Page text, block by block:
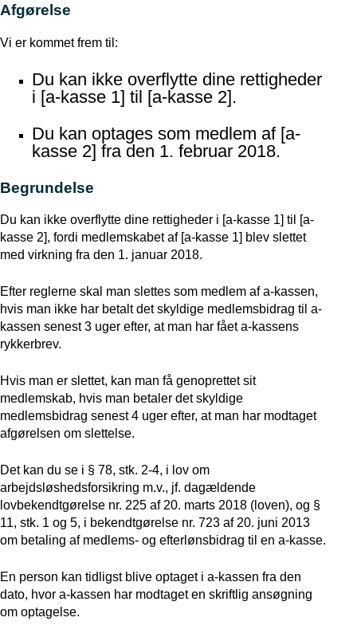
Afgørelse
Vi er kommet frem til:
Du kan ikke overflytte dine rettigheder
i [a-kasse 1] til [a-kasse 2].
Du kan optages som medlem af [a-
kasse 2] fra den 1. februar 2018.
Begrundelse
Du kan ikke overflytte dine rettigheder i [a-kasse 1] til [a-
kasse 2], fordi medlemskabet af [a-kasse 1] blev slettet
med virkning fra den 1. januar 2018.
Efter reglerne skal man slettes som medlem af a-kassen,
hvis man ikke har betalt det skyldige medlemsbidrag til a-
kassen senest 3 uger efter, at man har fået a-kassens
rykkerbrev.
Hvis man er slettet, kan man få genoprettet sit
medlemskab, hvis man betaler det skyldige
medlemsbidrag senest 4 uger efter, at man har modtaget
afgørelsen om slettelse.
Det kan du se i § 78, stk. 2-4, i lov om
arbejdsløshedsforsikring m.v., jf. dagældende
lovbekendtgørelse nr. 225 af 20. marts 2018 (loven), og §
11, stk. 1 og 5, i bekendtgørelse nr. 723 af 20. juni 2013
om betaling af medlems- og efterlønsbidrag til en a-kasse.
En person kan tidligst blive optaget i a-kassen fra den
dato, hvor a-kassen har modtaget en skriftlig ansøgning
om optagelse.